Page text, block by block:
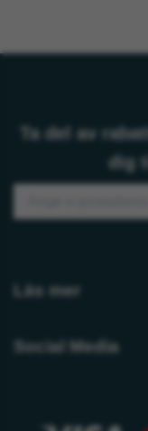
Ta del av
dig
Läs mer
Social Media